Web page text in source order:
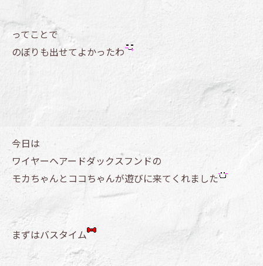
ってことで
のぼりも出せてよかったわ
今日は
ワイヤーヘアードダックスフンドの
モカちゃんとココちゃんが遊びに来てくれました
まずはバスタイム